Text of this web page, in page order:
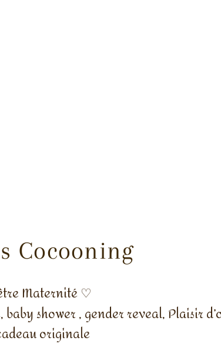
Cocooning
Maternité ♡︎
baby shower , gender reveal, Plaisir
originale